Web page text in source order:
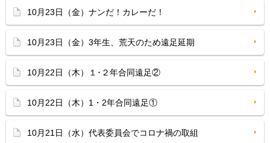
10月23日（金）ナンだ！カレーだ！
10月23日（金）3年生、荒天のため遠足延期
10月22日（木）１･２年合同遠足②
10月22日（木）1・2年合同遠足①
10月21日（水）代表委員会でコロナ禍の取組